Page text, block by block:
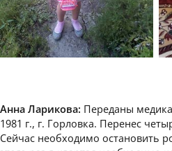
Анна Ларикова: Переданы
1981 г., г. Горловка. Перенес
Сейчас необходимо остановить